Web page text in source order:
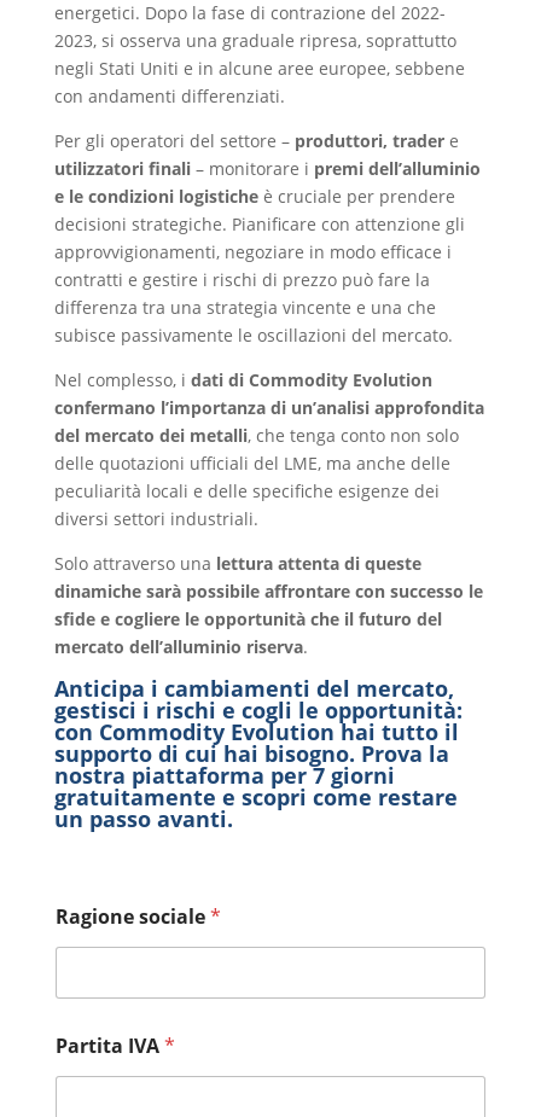
energetici. Dopo la fase di contrazione del 2022-
2023, si osserva una graduale ripresa, soprattutto
negli Stati Uniti e in alcune aree europee, sebbene
con andamenti differenziati.
Per gli operatori del settore – produttori, tradere
utilizzatori finali– monitorare i premi dell’alluminio
e le condizioni logisticheè cruciale per prendere
decisioni strategiche. Pianificare con attenzione gli
approvvigionamenti, negoziare in modo efficace i
contratti e gestire i rischi di prezzo può fare la
differenza tra una strategia vincente e una che
subisce passivamente le oscillazioni del mercato.
Nel complesso, i dati di Commodity Evolution
confermano l’importanza di un’analisi approfondita
del mercato dei metalli, che tenga conto non solo
delle quotazioni ufficiali del LME, ma anche delle
peculiarità locali e delle specifiche esigenze dei
diversi settori industriali.
Solo attraverso una lettura attenta di queste
dinamiche sarà possibile affrontare con successo le
sfide e cogliere le opportunità che il futuro del
mercato dell’alluminio riserva.
Anticipa i cambiamenti del mercato,
gestisci i rischi e cogli le opportunità:
con Commodity Evolution hai tutto il
supporto di cui hai bisogno. Prova la
nostra piattaforma per 7 giorni
gratuitamente e scopri come restare
un passo avanti.
Ragione sociale*
Partita IVA*